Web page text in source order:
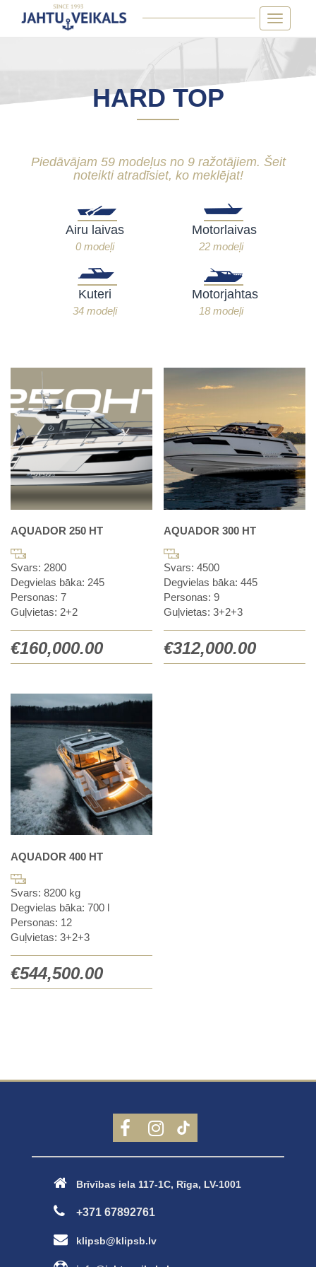
Toggle
HARD TOP
Piedāvājam 59 modeļus no 9 ražotājiem. Šeit
noteikti atradīsiet, ko meklējat!
Airu laivas
0 modeļi
Motorlaivas
22 modeļi
Kuteri
34 modeļi
Motorjahtas
18 modeļi
AQUADOR 250 HT
Svars: 2800
Degvielas bāka: 245
Personas: 7
Guļvietas: 2+2
€160,000.00
AQUADOR 300 HT
Svars: 4500
Degvielas bāka: 445
Personas: 9
Guļvietas: 3+2+3
€312,000.00
AQUADOR 400 HT
Svars: 8200 kg
Degvielas bāka: 700 l
Personas: 12
Guļvietas: 3+2+3
€544,500.00
Brīvības iela 117-1C, Rīga, LV-1001
+371 67892761
klipsb@klipsb.lv